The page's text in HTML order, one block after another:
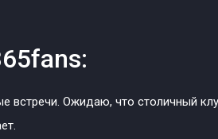
встречи. Ожидаю, что столичный